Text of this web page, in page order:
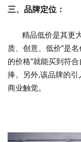
三、品牌定位：
精品低价是其更大
质、创意、低价”是
的价格”就能买到符
捧。另外,该品牌的
商业触觉。